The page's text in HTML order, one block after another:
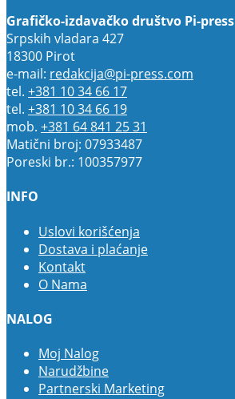
Grafičko-izdavačko društvo Pi-press
Srpskih vladara 427
18300 Pirot
e-mail: redakcija@pi-press.com
tel. +381 10 34 66 17
tel. +381 10 34 66 19
mob. +381 64 841 25 31
Matični broj: 07933487
Poreski br.: 100357977
INFO
Uslovi korišćenja
Dostava i plaćanje
Kontakt
O Nama
NALOG
Moj Nalog
Narudžbine
Partnerski Marketing